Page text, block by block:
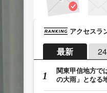
アクセスラ
最新
関東甲信地方で
の大雨」となる